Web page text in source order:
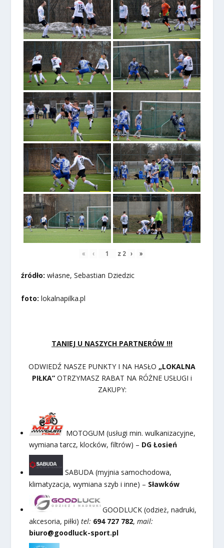
« ‹ z 2 › »
źródło:własne, Sebastian Dziedzic
foto:lokalnapilka.pl
TANIEJ U NASZYCH PARTNERÓW !!!
ODWIEDŹ NASZE PUNKTY I NA HASŁO „LOKALNA
PIŁKA” OTRZYMASZ RABAT NA RÓŻNE USŁUGI i
ZAKUPY:
MOTOGUM (usługi min. wulkanizacyjne,
wymiana tarcz, klocków, filtrów) – DG Łosień
SABUDA (myjnia samochodowa,
klimatyzacja, wymiana szyb i inne) – Sławków
GOODLUCK (odzież, nadruki,
akcesoria, piłki)tel: 694 727 782,mail:
biuro@goodluck-sport.pl